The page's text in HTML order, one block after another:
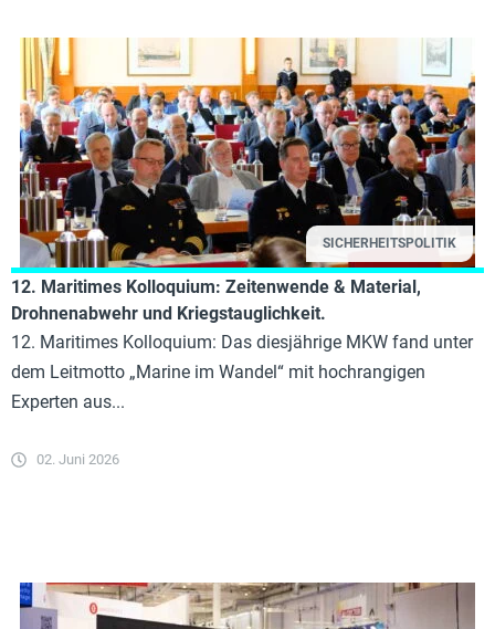
SICHERHEITSPOLITIK
12. Maritimes Kolloquium: Zeitenwende & Material,
Drohnenabwehr und Kriegstauglichkeit.
12. Maritimes Kolloquium: Das diesjährige MKW fand unter
dem Leitmotto „Marine im Wandel“ mit hochrangigen
Experten aus...
02. Juni 2026